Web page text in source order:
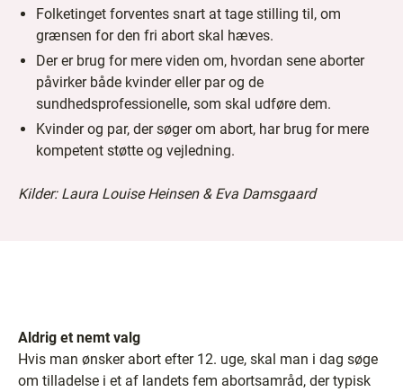
Folketinget forventes snart at tage stilling til, om
grænsen for den fri abort skal hæves.
Der er brug for mere viden om, hvordan sene aborter
påvirker både kvinder eller par og de
sundhedsprofessionelle, som skal udføre dem.
Kvinder og par, der søger om abort, har brug for mere
kompetent støtte og vejledning.
Kilder: Laura Louise Heinsen & Eva Damsgaard
Aldrig et nemt valg
Hvis man ønsker abort efter 12. uge, skal man i dag søge
om tilladelse i et af landets fem abortsamråd, der typisk